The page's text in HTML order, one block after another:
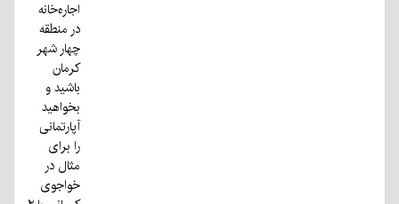
اجاره‌خانه
در منطقه
چهار شهر
کرمان
باشید و
بخواهید
آپارتمانی
را برای
مثال در
خواجوی